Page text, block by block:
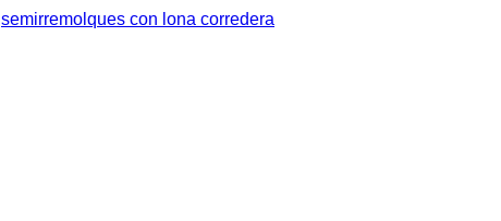
semirremolques con lona corredera